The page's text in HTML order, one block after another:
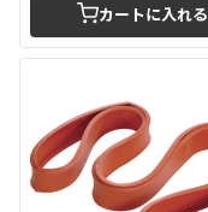
カートに入れる